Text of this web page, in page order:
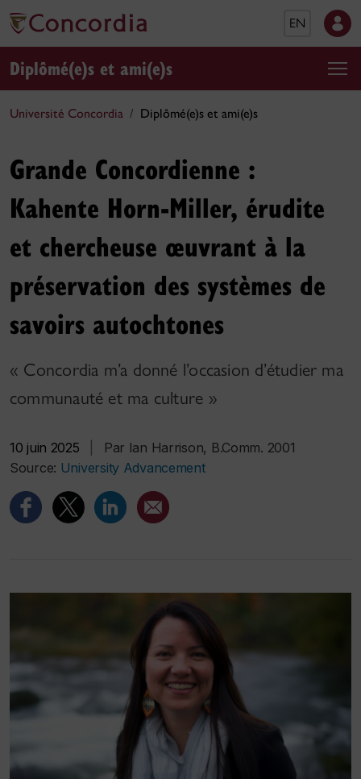
EN
Diplômé(e)s et ami(e)s
Université Concordia Diplômé(e)s et ami(e)s
Grande Concordienne :
Kahente Horn-Miller, érudite
et chercheuse œuvrant à la
préservation des systèmes de
savoirs autochtones
« Concordia m’a donné l’occasion d’étudier ma
communauté et ma culture »
10 juin 2025
Par Ian Harrison, B.Comm. 2001
Source: University Advancement